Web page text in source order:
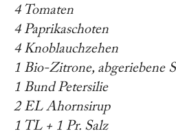
4 Tomaten
4 Paprikaschoten
4 Knoblauchzehen
1 Bio-Zitrone, abgeriebene
1 Bund Petersilie
2 EL Ahornsirup
1 TL + 1 Pr. Salz